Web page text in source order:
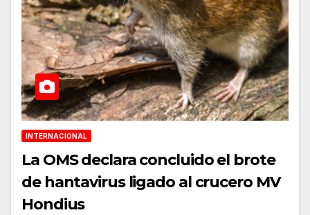
INTERNACIONAL
La OMS declara concluido el brote
de hantavirus ligado al crucero MV
Hondius